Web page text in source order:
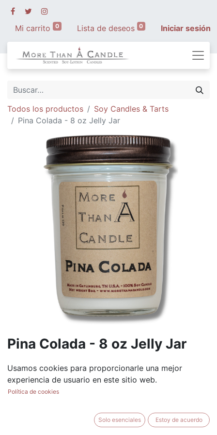
Mi carrito 0 Lista de deseos 0 Iniciar sesión
Todos los productos
Soy Candles & Tarts
Pina Colada - 8 oz Jelly Jar
Pina Colada - 8 oz Jelly Jar
$8.99
AÑADIR AL CARRITO BUY NOW
Usamos cookies para proporcionarle una mejor
experiencia de usuario en este sitio web.
Política de cookies
Solo esenciales Estoy de acuerdo